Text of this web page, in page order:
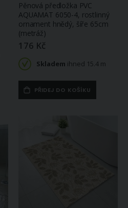
Pěnová předložka PVC
AQUAMAT 6050-4, rostlinný
ornament hnědý, šíře 65cm
(metráž)
176 Kč
Skladem ihned 15.4 m
PŘIDEJ DO KOŠÍKU